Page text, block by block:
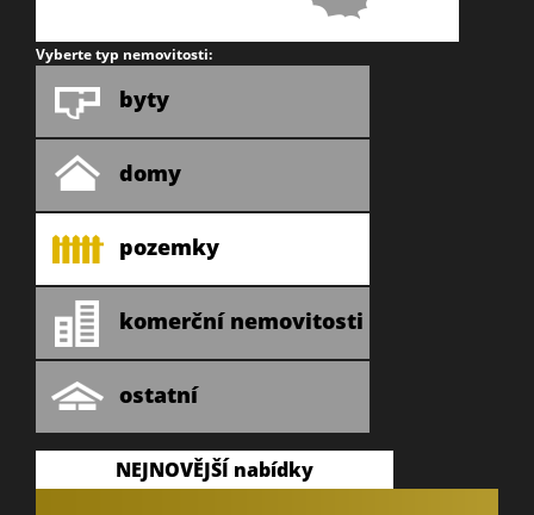
Vyberte typ nemovitosti:
byty
domy
pozemky
komerční nemovitosti
ostatní
NEJNOVĚJŠÍ nabídky